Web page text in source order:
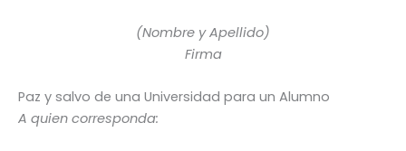
(Nombre y Apellido)
Firma
Paz y salvo de una Universidad para un Alumno
A quien corresponda: